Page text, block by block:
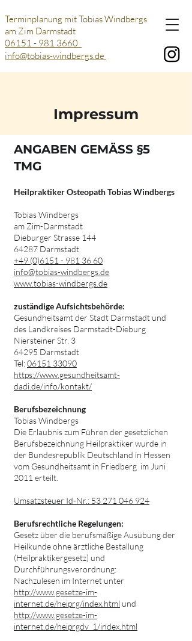
Terminplanung mit Tobias Windbergs
am Zim Darmstadt
06151 - 981 3660
info@tobias-windbergs.de
Impressum
ANGABEN GEMÄSS §5
TMG
Heilpraktiker Osteopath Tobias Windbergs
Tobias Windbergs
am Zim-Darmstadt
Dieburger Strasse 144
64287 Darmstadt
+49 (0)6151 - 981 36 60
info@tobias-windbergs.de
www.tobias-windbergs.de
zuständige Aufsichtsbehörde:
Gesundheitsamt der Stadt Darmstadt und
des Landkreises Darmstadt-Dieburg
Niersteiner Str. 3
64295 Darmstadt
Tel:06151 33090
https://www.gesundheitsamt-
dadi.de/info/kontakt/
Berufsbezeichnung
Tobias Windbergs
Die Erlaubnis zum Führen der gesetzlichen
Berufsbezeichnung Heilpraktiker wurde in
der Bundesrepublik Deutschland in Hessen
vom Gesundheitsamt in Friedberg im Juni
2011 erteilt.
Umsatzsteuer Id-Nr.: 53 271 046 924
Berufsrechtliche Regelungen:
Gesetz über die berufsmäßige Ausübung der
Heilkunde ohne ärztliche Bestallung
(Heilpraktikergesetz) und
Durchführungsverordnung:
Nachzulesen im Internet unter
http://www.gesetze-im-
internet.de/heiprg/index.html und
http://www.gesetze-im-
internet.de/heiprgdv_1/index.html